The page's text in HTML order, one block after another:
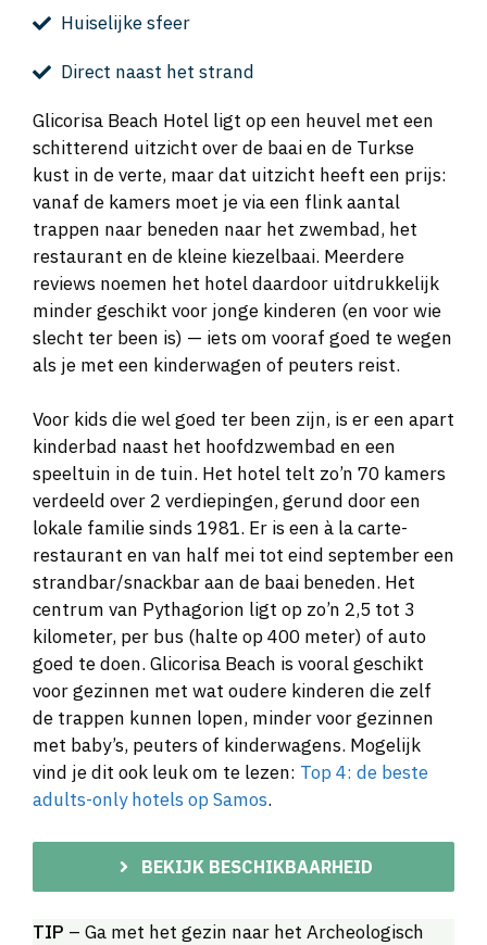
Huiselijke sfeer
Direct naast het strand
Glicorisa Beach Hotel ligt op een heuvel met een
schitterend uitzicht over de baai en de Turkse
kust in de verte, maar dat uitzicht heeft een prijs:
vanaf de kamers moet je via een flink aantal
trappen naar beneden naar het zwembad, het
restaurant en de kleine kiezelbaai. Meerdere
reviews noemen het hotel daardoor uitdrukkelijk
minder geschikt voor jonge kinderen (en voor wie
slecht ter been is) — iets om vooraf goed te wegen
als je met een kinderwagen of peuters reist.
Voor kids die wel goed ter been zijn, is er een apart
kinderbad naast het hoofdzwembad en een
speeltuin in de tuin. Het hotel telt zo’n 70 kamers
verdeeld over 2 verdiepingen, gerund door een
lokale familie sinds 1981. Er is een à la carte-
restaurant en van half mei tot eind september een
strandbar/snackbar aan de baai beneden. Het
centrum van Pythagorion ligt op zo’n 2,5 tot 3
kilometer, per bus (halte op 400 meter) of auto
goed te doen. Glicorisa Beach is vooral geschikt
voor gezinnen met wat oudere kinderen die zelf
de trappen kunnen lopen, minder voor gezinnen
met baby’s, peuters of kinderwagens. Mogelijk
vind je dit ook leuk om te lezen: Top 4: de beste
adults-only hotels op Samos.
BEKIJK BESCHIKBAARHEID
TIP – Ga met het gezin naar het Archeologisch